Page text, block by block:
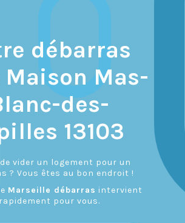
débarras
Maison Mas-
des-
13103
vider un logement pour un
? Vous êtes au bon endroit !
Marseille débarras intervient
rapidement pour vous.